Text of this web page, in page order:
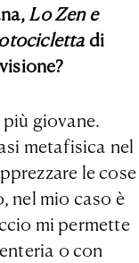
Lo Zen e
di
giovane.
metafisica nel
le cose
nel mio caso è
mi permette
o con